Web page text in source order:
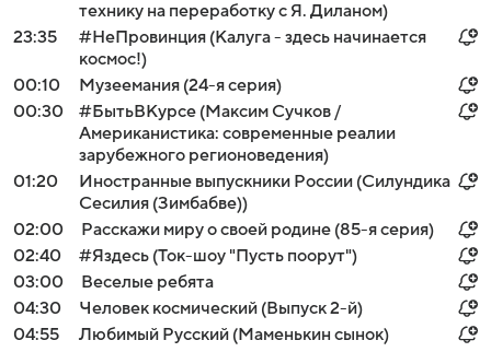
технику на переработку с Я. Диланом)
23:35
#НеПровинция (Калуга - здесь начинается
космос!)
00:10
Музеемания (24-я серия)
00:30
#БытьВКурсе (Максим Сучков /
Американистика: современные реалии
зарубежного регионоведения)
01:20
Иностранные выпускники России (Силундика
Сесилия (Зимбабве))
02:00
Расскажи миру о своей родине (85-я серия)
02:40
#Яздесь (Ток-шоу "Пусть поорут")
03:00
Веселые ребята
04:30
Человек космический (Выпуск 2-й)
04:55
Любимый Русский (Маменькин сынок)